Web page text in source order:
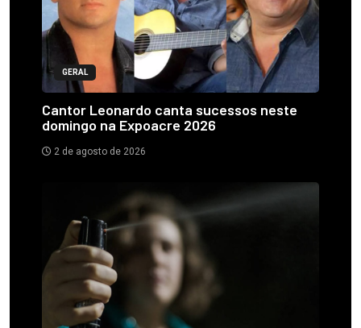
GERAL
Cantor Leonardo canta sucessos neste
domingo na Expoacre 2026
2 de agosto de 2026